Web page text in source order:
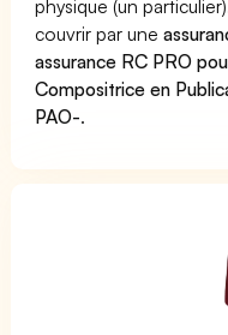
physique (un
couvrir par une
assurance RC PRO
Compositrice en
PAO-.